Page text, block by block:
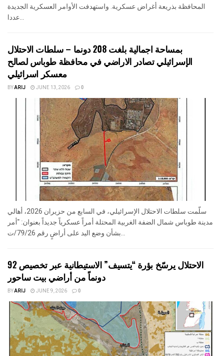
المحافظة بذريعة أغراض عسكرية. واستهدفت الأوامر العسكرية الجديدة
بمساحة اجمالية بلغت 208 دونما – سلطات الاحتلال
الإسرائيلي تصادر الاراضي في محافظة طوباس لصالح
معسكر اسرائيلي
BYARIJ JUNE 13, 2026 0
سلّمت سلطات الاحتلال الإسرائيلي، في السابع من حزيران 2026، أهالي
مدينة طوباس شمال الضفة الغربية المحتلة أمراً عسكرياً جديداً بعنوان: "أمر
الاحتلال يرسّخ بؤرة “يتسيف” الاستيطانية عبر تخصيص 92
دونماً من أراضي بيت ساحور
BYARIJ JUNE 9, 2026 0